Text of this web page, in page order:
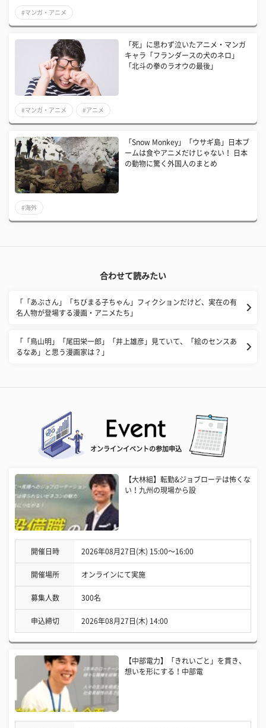
#マンガ・アニメ
「死」に思わず泣いたアニメ・マンガ
キャラ「フランダースの犬のネロ」
「北斗の拳のラオウの最後」
#マンガ・アニメ #アニメ
「Snow Monkey」「ウサギ島」日本ブ
ームは食やアニメだけじゃない！ 日本
の動物に驚く外国人のまとめ
#海外
合わせて読みたい
「「あぶさん」「ちびまる子ちゃん」フィクションだけど、実在の有
名人物が登場する漫画・アニメたち」
「「鳥山明」「尾田栄一郎」「井上雄彦」見ていて、「絵のセンスあ
るなあ」と思う漫画家は？」
オンラインイベントの参加申込
【大林組】転勤&ジョブローテは怖くな
い！九州の現場から設
開催日時 2026年08月27日(木) 15:00〜16:00
開催場所 オンラインにて実施
募集人数 300名
申込締切 2026年08月27日(木) 14:00
【中部電力】「きれいごと」を貫き、
想いを形にする！中部電